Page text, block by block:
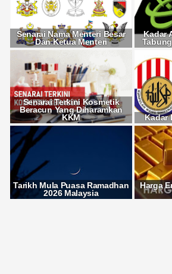
Senarai Nama Menteri Besar
Dan Ketua Menteri
Kadar
Senarai Terkini Kosmetik
Beracun Yang Diharamkan
KKM
Kadar
Tarikh Mula Puasa Ramadhan
2026 Malaysia
Harga